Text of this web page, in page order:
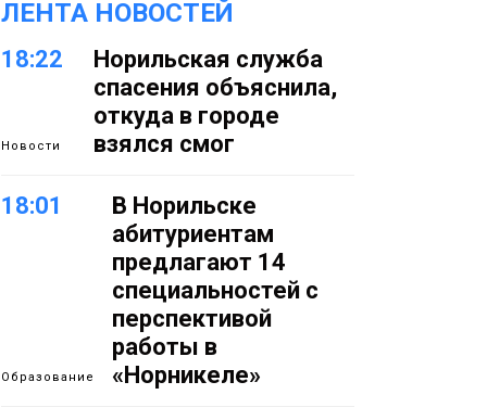
ЛЕНТА НОВОСТЕЙ
18:22
Новости
Норильская служба
спасения объяснила,
откуда в городе
взялся смог
18:01
Образование
В Норильске
абитуриентам
предлагают 14
специальностей с
перспективой
работы в
«Норникеле»